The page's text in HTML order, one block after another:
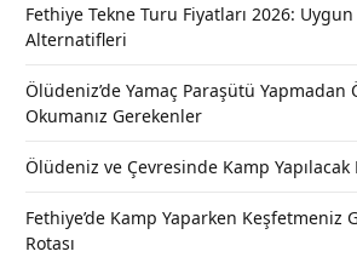
Fethiye Tekne Turu Fiyatları 2026:
Alternatifleri
Ölüdeniz’de Yamaç Paraşütü Yapmadan
Okumanız Gerekenler
Ölüdeniz ve Çevresinde Kamp Yapılacak
Fethiye’de Kamp Yaparken Keşfetmeniz
Rotası